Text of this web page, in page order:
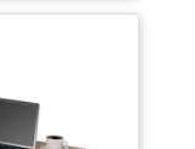
inférieure offrent
aux objets du
ses charnières
transversales